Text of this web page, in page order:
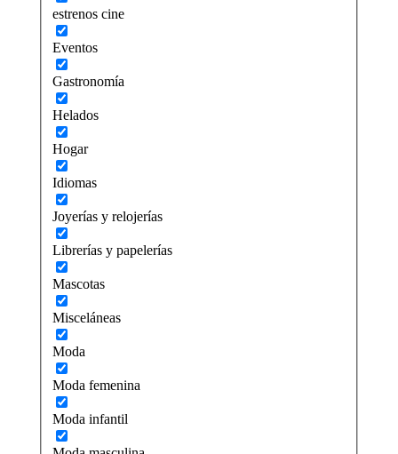
estrenos cine
Eventos
Gastronomía
Helados
Hogar
Idiomas
Joyerías y relojerías
Librerías y papelerías
Mascotas
Misceláneas
Moda
Moda femenina
Moda infantil